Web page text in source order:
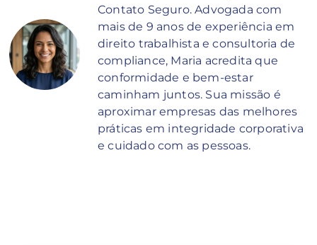
Contato Seguro. Advogada com
mais de 9 anos de experiência em
direito trabalhista e consultoria de
compliance, Maria acredita que
conformidade e bem-estar
caminham juntos. Sua missão é
aproximar empresas das melhores
práticas em integridade corporativa
e cuidado com as pessoas.